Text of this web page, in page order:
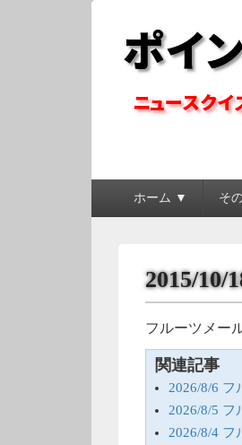
ポイン
ホーム ▼ そ
2015/
フルーツメー
関連記事
2026/8/6 フ
2026/8/5 フ
2026/8/4 フ